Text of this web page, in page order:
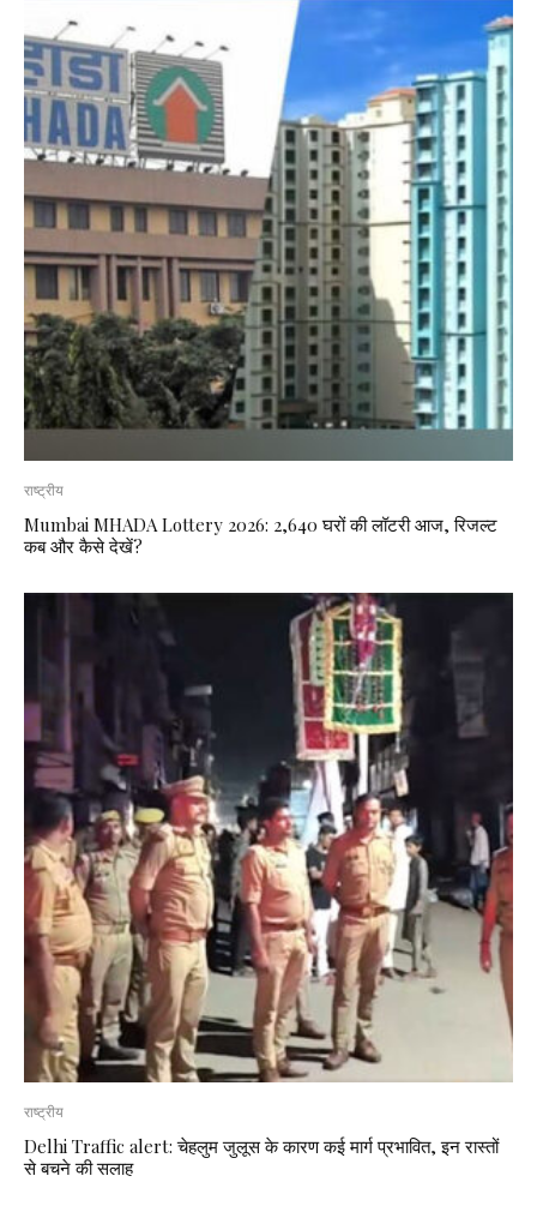
राष्ट्रीय
Mumbai MHADA Lottery 2026: 2,640 घरों की लॉटरी आज, रिजल्ट
कब और कैसे देखें?
राष्ट्रीय
Delhi Traffic alert: चेहलुम जुलूस के कारण कई मार्ग प्रभावित, इन रास्तों
से बचने की सलाह